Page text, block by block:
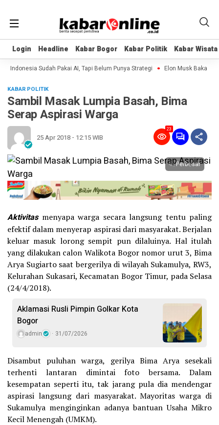
Login Headline Kabar Bogor Kabar Politik Kabar Wisata
Login Headline Kabar Bogor Kabar Politik Kabar Wisata
Sudah Pakai AI, Tapi Belum Punya Strategi Elon Musk Bakal
KABAR POLITIK
Sambil Masak Lumpia Basah, Bima
Serap Aspirasi Warga
25 Apr 2018 - 12:15 WIB
23
Perbesar
Aktivitas menyapa warga secara langsung tentu paling
efektif dalam menyerap aspirasi dari masyarakat. Berjalan
keluar masuk lorong sempit pun dilaluinya. Hal itulah
yang dilakukan calon Walikota Bogor nomor urut 3, Bima
Arya Sugiarto saat bergerilya di wilayah Sukamulya, RW3,
Kelurahan Sukasari, Kecamatan Bogor Timur, pada Selasa
(24/4/2018).
Aklamasi Rusli Pimpin Golkar Kota
Bogor
admin 31/07/2026
Disambut puluhan warga, gerilya Bima Arya sesekali
terhenti lantaran dimintai foto bersama. Dalam
kesempatan seperti itu, tak jarang pula dia mendengar
aspirasi langsung dari masyarakat. Mayoritas warga di
Sukamulya menginginkan adanya bantuan Usaha Mikro
Kecil Menengah (UMKM).